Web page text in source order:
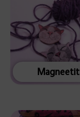
Magneetit